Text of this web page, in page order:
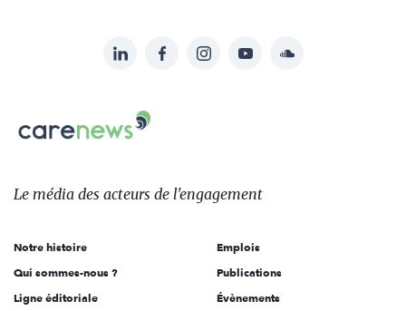
sur:
LinkedInFacebookInstagramYouTubeSoundcloud
Le
des
l'engagement
Le média des acteurs de l'engagement
Notre histoire
Qui sommes-nous ?
Ligne éditoriale
Emplois
Publications
Évènements